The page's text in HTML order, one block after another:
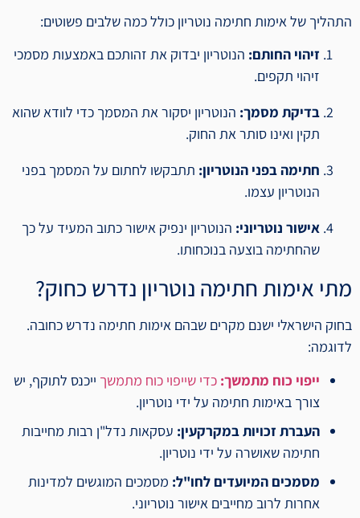
התהליך של אימות חתימה נוטריון כולל כמה שלבים פשוטים:
זיהוי החותם: הנוטריון יבדוק את זהותכם באמצעות מסמכי
זיהוי תקפים.
בדיקת מסמך: הנוטריון יסקור את המסמך כדי לוודא שהוא
תקין ואינו סותר את החוק.
חתימה בפני הנוטריון: תתבקשו לחתום על המסמך בפני
הנוטריון עצמו.
אישור נוטריוני: הנוטריון ינפיק אישור כתוב המעיד על כך
שהחתימה בוצעה בנוכחותו.
מתי אימות חתימה נוטריון נדרש כחוק?
בחוק הישראלי ישנם מקרים שבהם אימות חתימה נדרש כחובה.
לדוגמה:
ייפוי כוח מתמשך: כדי שייפוי כוח מתמשך ייכנס לתוקף, יש
צורך באימות חתימה על ידי נוטריון.
העברת זכויות במקרקעין: עסקאות נדל"ן רבות מחייבות
חתימה שאושרה על ידי נוטריון.
מסמכים המיועדים לחו"ל: מסמכים המוגשים למדינות
אחרות לרוב מחייבים אישור נוטריוני.